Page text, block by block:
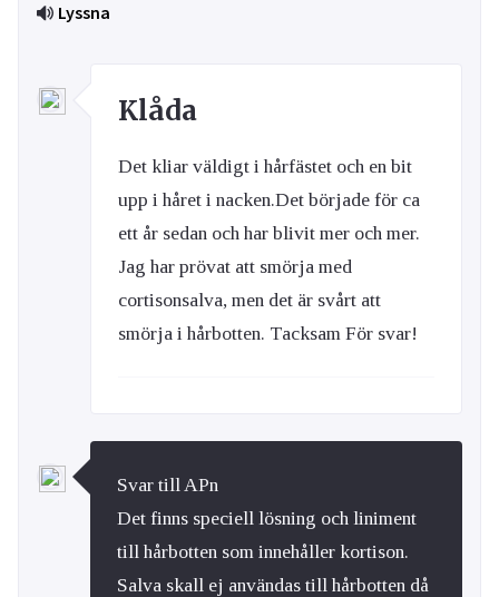
Lyssna
Klåda
Det kliar väldigt i hårfästet och en bit
upp i håret i nacken.Det började för ca
ett år sedan och har blivit mer och mer.
Jag har prövat att smörja med
cortisonsalva, men det är svårt att
smörja i hårbotten. Tacksam För svar!
Svar till APn
Det finns speciell lösning och liniment
till hårbotten som innehåller kortison.
Salva skall ej användas till hårbotten då